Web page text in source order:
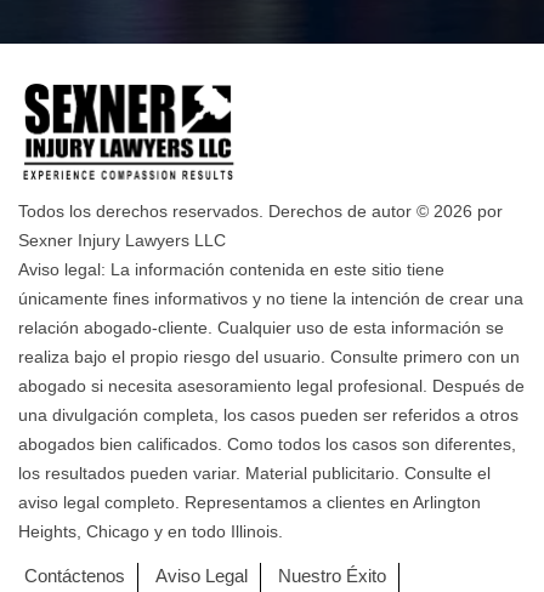
Todos los derechos reservados. Derechos de autor © 2026 por
Sexner Injury Lawyers LLC
Aviso legal: La información contenida en este sitio tiene
únicamente fines informativos y no tiene la intención de crear una
relación abogado-cliente. Cualquier uso de esta información se
realiza bajo el propio riesgo del usuario. Consulte primero con un
abogado si necesita asesoramiento legal profesional. Después de
una divulgación completa, los casos pueden ser referidos a otros
abogados bien calificados. Como todos los casos son diferentes,
los resultados pueden variar. Material publicitario. Consulte el
aviso legal completo. Representamos a clientes en Arlington
Heights, Chicago y en todo Illinois.
Contáctenos Aviso Legal Nuestro Éxito